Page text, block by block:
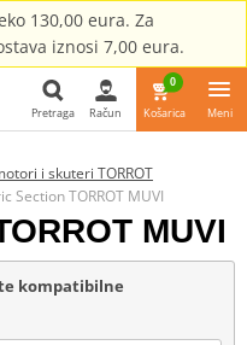
130,00 eura. Za
iznosi 7,00 eura.
Pretraga
Pretraga Račun
0
Košarica Meni
i skuteri TORROT
Section TORROT MUVI
MUVI
kompatibilne